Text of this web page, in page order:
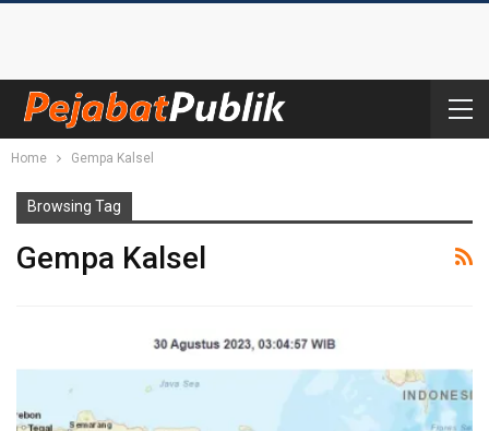
Home Gempa Kalsel
Browsing Tag
Gempa Kalsel